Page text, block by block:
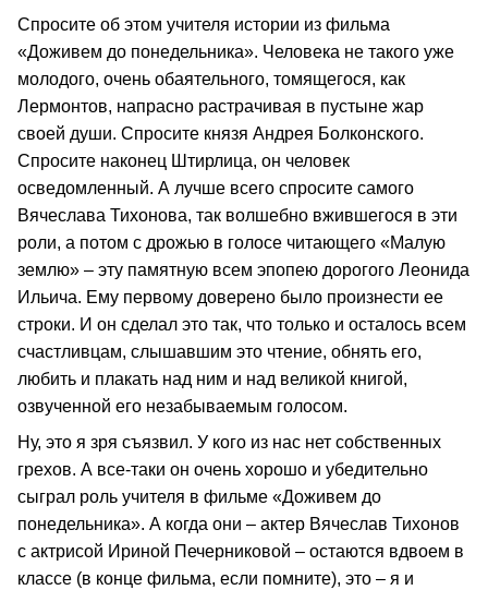
Спросите об этом учителя истории из фильма
«Доживем до понедельника». Человека не такого уже
молодого, очень обаятельного, томящегося, как
Лермонтов, напрасно растрачивая в пустыне жар
своей души. Спросите князя Андрея Болконского.
Спросите наконец Штирлица, он человек
осведомленный. А лучше всего спросите самого
Вячеслава Тихонова, так волшебно вжившегося в эти
роли, а потом с дрожью в голосе читающего «Малую
землю» – эту памятную всем эпопею дорогого Леонида
Ильича. Ему первому доверено было произнести ее
строки. И он сделал это так, что только и осталось всем
счастливцам, слышавшим это чтение, обнять его,
любить и плакать над ним и над великой книгой,
озвученной его незабываемым голосом.
Ну, это я зря съязвил. У кого из нас нет собственных
грехов. А все-таки он очень хорошо и убедительно
сыграл роль учителя в фильме «Доживем до
понедельника». А когда они – актер Вячеслав Тихонов
с актрисой Ириной Печерниковой – остаются вдвоем в
классе (в конце фильма, если помните), это – я и